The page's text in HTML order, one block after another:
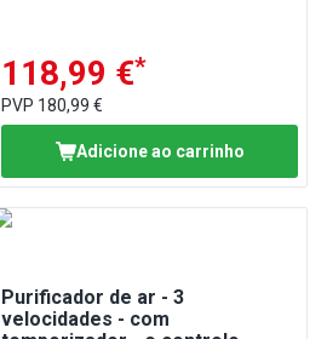
118,99 €*
PVP 180,99 €
Adicione ao carrinho
Purificador de ar - 3
velocidades - com